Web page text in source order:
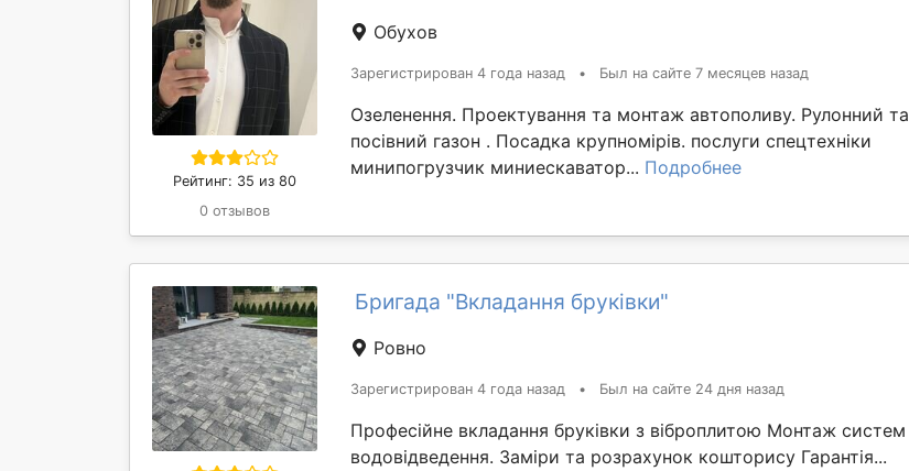
Рейтинг: 35 из 80
0 отзывов
Обухов
Зарегистрирован 4 года назад • Был на сайте 7 месяцев назад
Озеленення. Проектування та монтаж автополиву. Рулонний та
посівний газон . Посадка крупномірів. послуги спецтехніки
минипогрузчик миниескаватор... Подробнее
Бригада "Вкладання бруківки"
Ровно
Зарегистрирован 4 года назад • Был на сайте 24 дня назад
Професійне вкладання бруківки з віброплитою Монтаж систем
водовідведення. Заміри та розрахунок кошторису Гарантія...